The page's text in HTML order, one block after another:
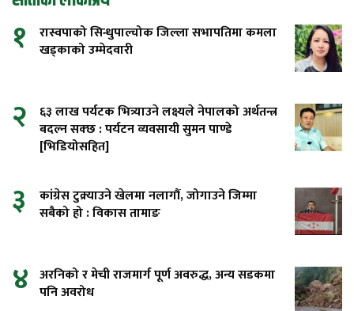
१
रास्वपाको सिन्धुपाल्चोक जिल्ला सभापतिमा कमला
खड्काको उम्मेदवारी
२
६३ लाख पर्यटक भित्र्याउने लक्ष्यले नेपालको अर्थतन्त्र
बदल्न सक्छ : पर्यटन व्यवसायी सुमन पाण्डे
[भिडियोसहित]
३
कांग्रेस टुक्र्याउने खेलमा नलागौं, जोगाउने जिम्मा
सबैको हो : विकास तामाङ
४ अरनिको र मेची राजमार्ग पूर्ण अवरुद्ध, अन्य सडकमा
पनि अवरोध